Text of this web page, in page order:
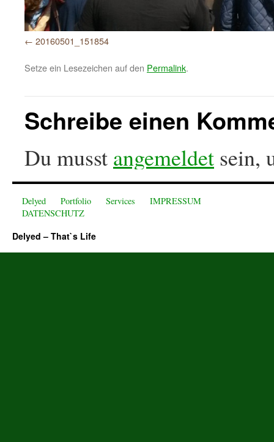
20160501_151854
Setze ein Lesezeichen auf den Permalink.
Schreibe einen
Du musst angemeldet sein,
Delyed Portfolio Services
IMPRESSUM
DATENSCHUTZ
Delyed – That`s Life